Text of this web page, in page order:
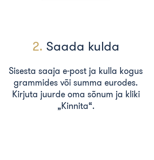
2. Saada kulda
Sisesta saaja e-post ja kulla kogus
grammides või summa eurodes.
Kirjuta juurde oma sõnum ja kliki
„Kinnita“.